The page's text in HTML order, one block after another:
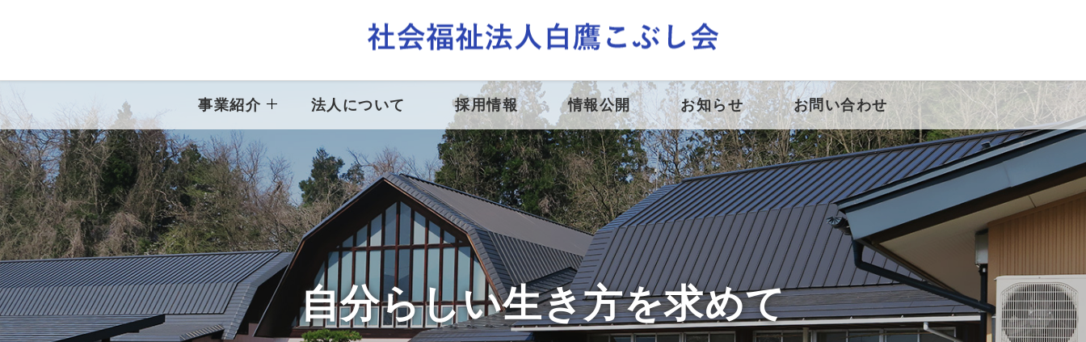
事業紹介 法人について 採用情報 情報公開 お知らせ お問い合わせ
自分らしい生き方を求めて